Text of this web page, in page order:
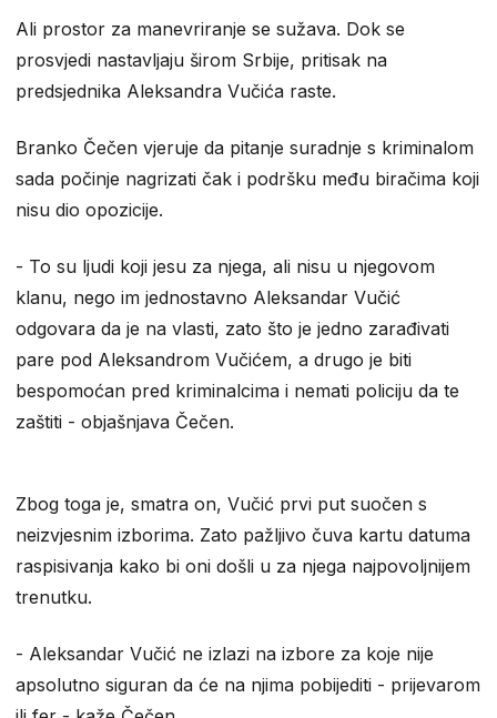
Ali prostor za manevriranje se sužava. Dok se
prosvjedi nastavljaju širom Srbije, pritisak na
predsjednika Aleksandra Vučića raste.
Branko Čečen vjeruje da pitanje suradnje s kriminalom
sada počinje nagrizati čak i podršku među biračima koji
nisu dio opozicije.
- To su ljudi koji jesu za njega, ali nisu u njegovom
klanu, nego im jednostavno Aleksandar Vučić
odgovara da je na vlasti, zato što je jedno zarađivati
pare pod Aleksandrom Vučićem, a drugo je biti
bespomoćan pred kriminalcima i nemati policiju da te
zaštiti - objašnjava Čečen.
Zbog toga je, smatra on, Vučić prvi put suočen s
neizvjesnim izborima. Zato pažljivo čuva kartu datuma
raspisivanja kako bi oni došli u za njega najpovoljnijem
trenutku.
- Aleksandar Vučić ne izlazi na izbore za koje nije
apsolutno siguran da će na njima pobijediti - prijevarom